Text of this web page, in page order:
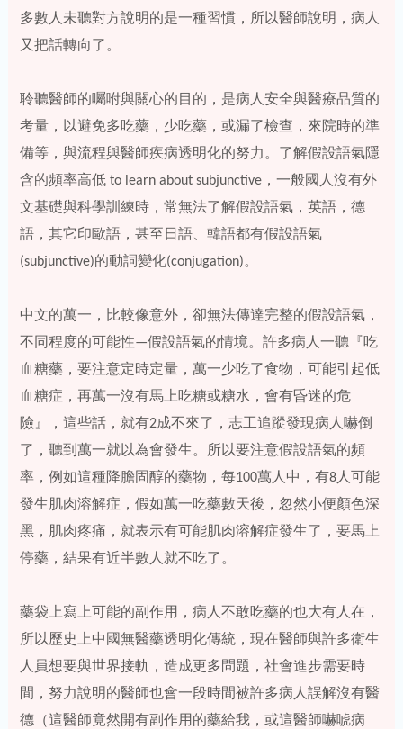
多數人未聽對方說明的是一種習慣，所以醫師說明，病人
又把話轉向了。
聆聽醫師的囑咐與關心的目的，是病人安全與醫療品質的
考量，以避免多吃藥，少吃藥，或漏了檢查，來院時的準
備等，與流程與醫師疾病透明化的努力。了解假設語氣隱
含的頻率高低 to learn about subjunctive，一般國人沒有外
文基礎與科學訓練時，常無法了解假設語氣，英語，德
語，其它印歐語，甚至日語、韓語都有假設語氣
(subjunctive)的動詞變化(conjugation)。
中文的萬一，比較像意外，卻無法傳達完整的假設語氣，
不同程度的可能性—假設語氣的情境。許多病人一聽『吃
血糖藥，要注意定時定量，萬一少吃了食物，可能引起低
血糖症，再萬一沒有馬上吃糖或糖水，會有昏迷的危
險』，這些話，就有2成不來了，志工追蹤發現病人嚇倒
了，聽到萬一就以為會發生。所以要注意假設語氣的頻
率，例如這種降膽固醇的藥物，每100萬人中，有8人可能
發生肌肉溶解症，假如萬一吃藥數天後，忽然小便顏色深
黑，肌肉疼痛，就表示有可能肌肉溶解症發生了，要馬上
停藥，結果有近半數人就不吃了。
藥袋上寫上可能的副作用，病人不敢吃藥的也大有人在，
所以歷史上中國無醫藥透明化傳統，現在醫師與許多衛生
人員想要與世界接軌，造成更多問題，社會進步需要時
間，努力說明的醫師也會一段時間被許多病人誤解沒有醫
德（這醫師竟然開有副作用的藥給我，或這醫師嚇唬病